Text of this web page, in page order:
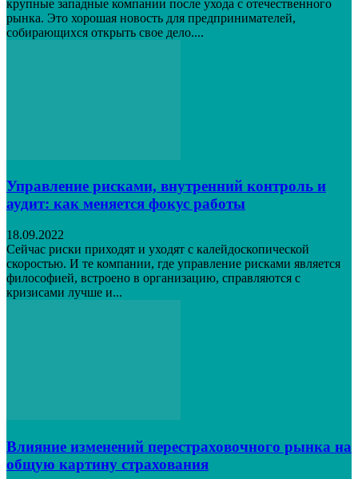
крупные западные компании после ухода с отечественного
рынка. Это хорошая новость для предпринимателей,
собирающихся открыть свое дело....
Управление рисками, внутренний контроль и
аудит: как меняется фокус работы
18.09.2022
Сейчас риски приходят и уходят с калейдоскопической
скоростью. И те компании, где управление рисками является
философией, встроено в организацию, справляются с
кризисами лучше и...
Влияние изменений перестраховочного рынка на
общую картину страхования